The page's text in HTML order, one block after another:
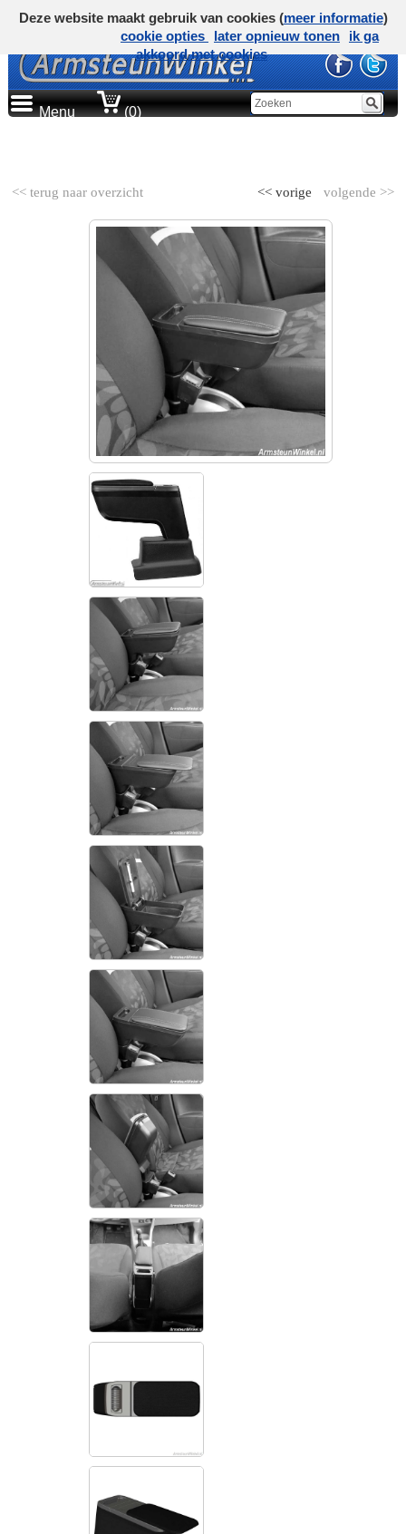
Menu (0)
<< terug naar overzicht volgende >>
<< vorige
Deze website maakt gebruik van cookies (meer informatie)
cookie opties
later opnieuw tonen
ik ga
akkoord met cookies